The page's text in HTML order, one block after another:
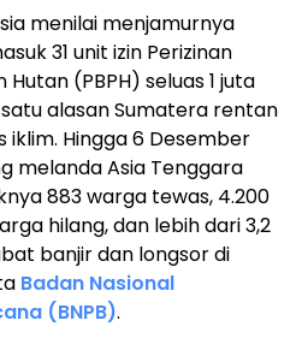
menilai menjamurnya
31 unit izin Perizinan
(PBPH) seluas 1 juta
alasan Sumatera rentan
Hingga 6 Desember
melanda Asia Tenggara
883 warga tewas, 4.200
hilang, dan lebih dari 3,2
banjir dan longsor di
Badan Nasional
(BNPB).